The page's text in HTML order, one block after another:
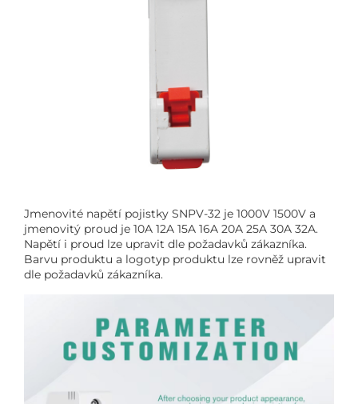
Jmenovité napětí pojistky SNPV-32 je 1000V 1500V a
jmenovitý proud je 10A 12A 15A 16A 20A 25A 30A 32A.
Napětí i proud lze upravit dle požadavků zákazníka.
Barvu produktu a logotyp produktu lze rovněž upravit
dle požadavků zákazníka.